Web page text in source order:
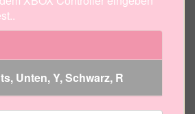
Unten, Y, Schwarz, R